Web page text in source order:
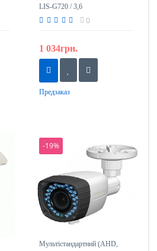
LIS-G720 / 3,6
0
1 034грн.
Предзаказ
-19%
Мультістандартний (AHD,